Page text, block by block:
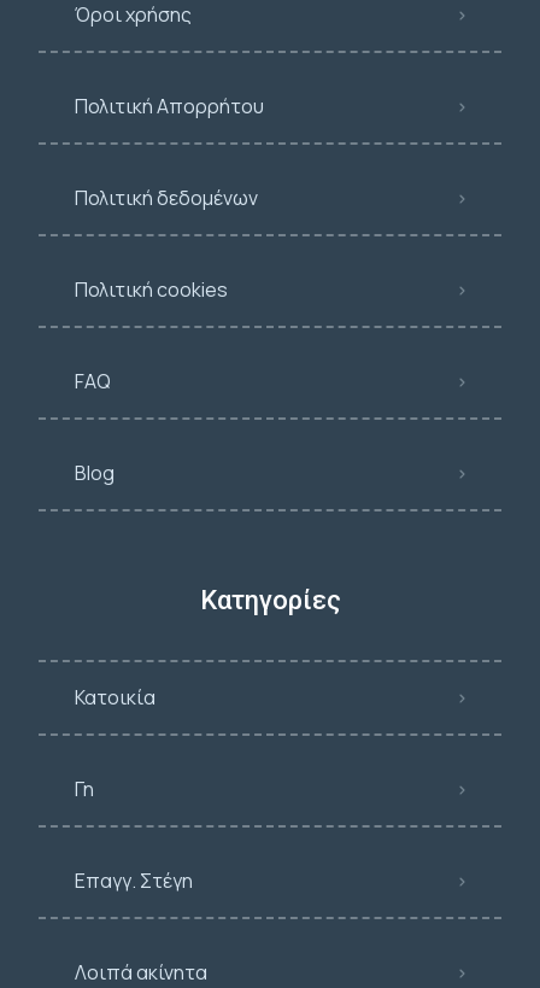
Όροι χρήσης
Πολιτική Απορρήτου
Πολιτική δεδομένων
Πολιτική cookies
FAQ
Blog
Κατηγορίες
Κατοικία
Γη
Επαγγ. Στέγη
Λοιπά ακίνητα